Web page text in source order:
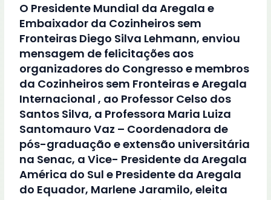
O Presidente Mundial da Aregala e
Embaixador da Cozinheiros sem
Fronteiras Diego Silva Lehmann, enviou
mensagem de felicitações aos
organizadores do Congresso e membros
da Cozinheiros sem Fronteiras e Aregala
Internacional , ao Professor Celso dos
Santos Silva, a Professora Maria Luiza
Santomauro Vaz – Coordenadora de
pós-graduação e extensão universitária
na Senac, a Vice- Presidente da Aregala
América do Sul e Presidente da Aregala
do Equador, Marlene Jaramilo, eleita